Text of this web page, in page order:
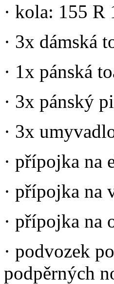
· kola: 155 R
· 3x dámská
· 1x pánská
· 3x pánský
· 3x
· přípojka na
· přípojka na
· přípojka na
· podvozek
podpěrných